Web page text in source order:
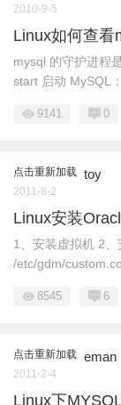
2010-9-5
Linux如何查看
mysql 的守护进程
start 启动 MySQL：
9141 0
点击重新加载 toy
2011-8-2
Linux安装
1、安装虚拟机 2
/etc/gdm/
8545 6
点击重新加载 eman
2011-2-4
Linux下